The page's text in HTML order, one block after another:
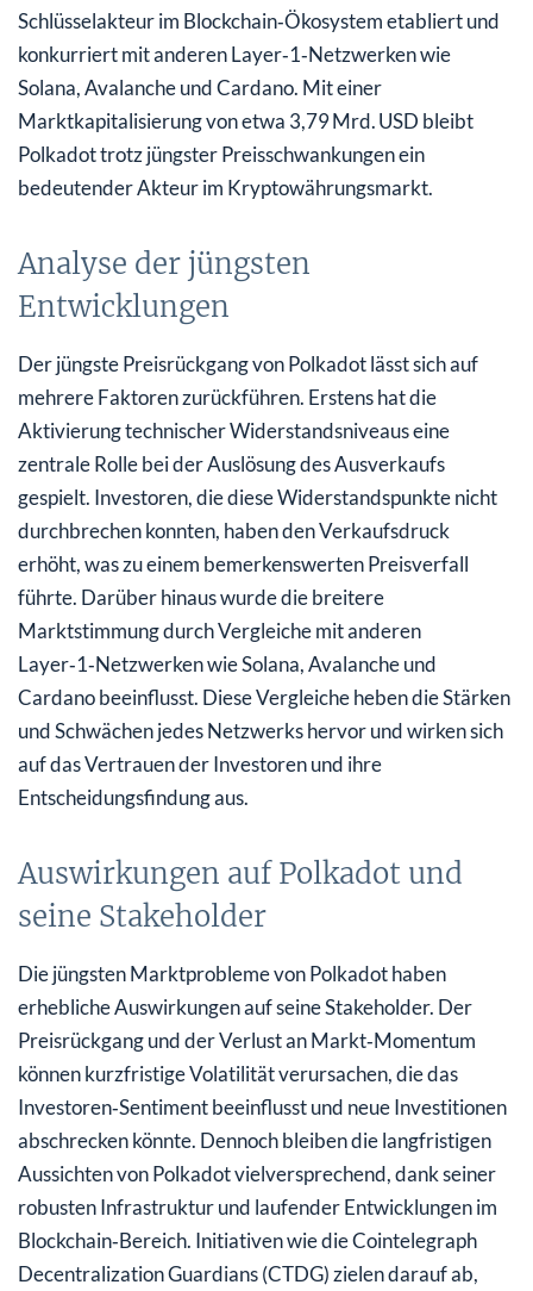
Schlüsselakteur im Blockchain‑Ökosystem etabliert und
konkurriert mit anderen Layer‑1‑Netzwerken wie
Solana, Avalanche und Cardano. Mit einer
Marktkapitalisierung von etwa 3,79 Mrd. USD bleibt
Polkadot trotz jüngster Preisschwankungen ein
bedeutender Akteur im Kryptowährungsmarkt.
Analyse der jüngsten
Entwicklungen
Der jüngste Preisrückgang von Polkadot lässt sich auf
mehrere Faktoren zurückführen. Erstens hat die
Aktivierung technischer Widerstandsniveaus eine
zentrale Rolle bei der Auslösung des Ausverkaufs
gespielt. Investoren, die diese Widerstandspunkte nicht
durchbrechen konnten, haben den Verkaufsdruck
erhöht, was zu einem bemerkenswerten Preisverfall
führte. Darüber hinaus wurde die breitere
Marktstimmung durch Vergleiche mit anderen
Layer‑1‑Netzwerken wie Solana, Avalanche und
Cardano beeinflusst. Diese Vergleiche heben die Stärken
und Schwächen jedes Netzwerks hervor und wirken sich
auf das Vertrauen der Investoren und ihre
Entscheidungsfindung aus.
Auswirkungen auf Polkadot und
seine Stakeholder
Die jüngsten Marktprobleme von Polkadot haben
erhebliche Auswirkungen auf seine Stakeholder. Der
Preisrückgang und der Verlust an Markt‑Momentum
können kurzfristige Volatilität verursachen, die das
Investoren‑Sentiment beeinflusst und neue Investitionen
abschrecken könnte. Dennoch bleiben die langfristigen
Aussichten von Polkadot vielversprechend, dank seiner
robusten Infrastruktur und laufender Entwicklungen im
Blockchain‑Bereich. Initiativen wie die Cointelegraph
Decentralization Guardians (CTDG) zielen darauf ab,